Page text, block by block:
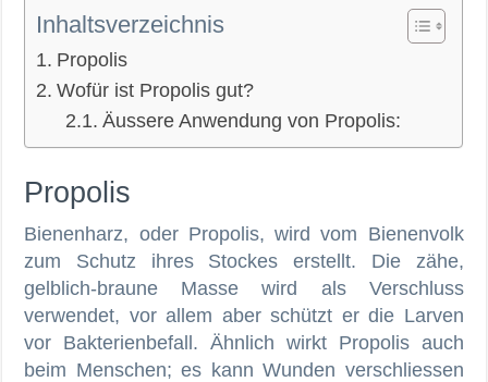
Inhaltsverzeichnis
Propolis
Wofür ist Propolis gut?
Äussere Anwendung von Propolis:
Propolis
Bienenharz, oder Propolis, wird vom Bienenvolk
zum Schutz ihres Stockes erstellt. Die zähe,
gelblich-braune Masse wird als Verschluss
verwendet, vor allem aber schützt er die Larven
vor Bakterienbefall. Ähnlich wirkt Propolis auch
beim Menschen; es kann Wunden verschliessen